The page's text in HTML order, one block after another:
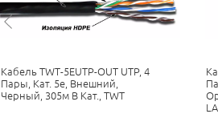
Кабель TWT-5EUTP-OUT UTP, 4
Пары, Кат. 5e, Внешний,
Черный, 305м В Кат., TWT